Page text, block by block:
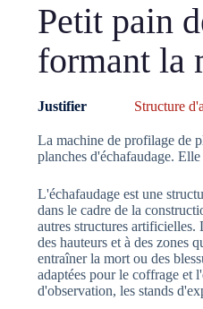
Petit pain
formant la
Justifier Structure
La machine de profilage de
planches d'échafaudage.
L'échafaudage est une
dans le cadre de la
autres structures artificielles.
des hauteurs et à des zones
entraîner la mort ou des
adaptées pour le coffrage et
d'observation, les stands